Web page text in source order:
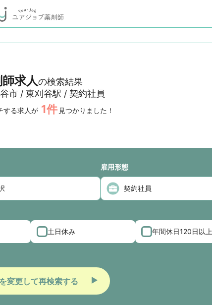
求人の検索結果
市 / 東刈谷駅 / 契約社員
する求人が 1件 見つかりました！
雇用形態
土日休み 年間休日120日以上
変更して再検索する